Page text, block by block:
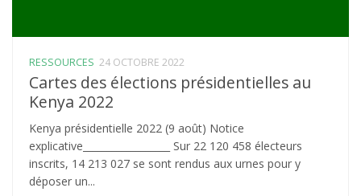
RESSOURCES 24 OCTOBRE 2022
Cartes des élections présidentielles au
Kenya 2022
Kenya présidentielle 2022 (9 août) Notice
explicative__________________ Sur 22 120 458 électeurs
inscrits, 14 213 027 se sont rendus aux urnes pour y
déposer un...